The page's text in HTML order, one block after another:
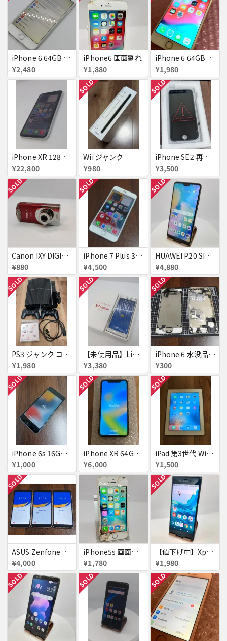
iPhone 6 64GB Softbank
¥2,480
iPhone6 画面割れ
¥1,880
iPhone 6 64GB docomo
¥1,980
iPhone XR 128GB SIMフリー
¥22,800
SOLD
Wii ジャンク
¥980
SOLD
iPhone SE2 再生液晶パネル 黒
¥3,500
SOLD
Canon IXY DIGITAL L3 ズームレンズ不良
¥880
SOLD
iPhone 7 Plus 32GB
¥4,500
SOLD
HUAWEI P20 SIMフリー 861197043272279
¥4,880
SOLD
PS3 ジャンク コントローラー付き
¥1,980
SOLD
【未使用品】Libero S10 Softbank
¥3,380
SOLD
iPhone 6 水没品 ネジなど部品取り用
¥300
SOLD
iPhone 6s 16GB アクティベーションロック
¥1,000
SOLD
iPhone XR 64GB au 美品アクティベーションロック
¥6,000
SOLD
iPad 第3世代 WiFiモデル 16GB A1416
¥1,500
SOLD
ASUS Zenfone Live (L1) ロック品×3台
¥4,000
iPhone5s 画面割れ
¥1,780
SOLD
【値下げ中】XperiaXZ
¥1,980
SOLD SOLD SOLD